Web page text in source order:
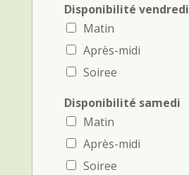
Disponibilité vendredi
Matin
Après-midi
Soiree
T
é
l
é
p
h
Disponibilité samedi
Matin
Après-midi
Soiree